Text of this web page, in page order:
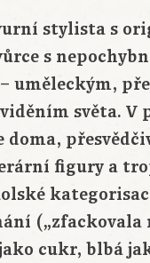
stylista s
s
uměleckým,
světa. V
doma,
figury a
(„zfackovala
cukr, blbá